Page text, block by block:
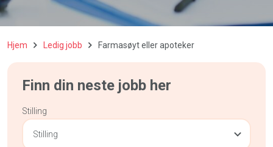
Hjem Ledig jobb Farmasøyt eller apoteker
Finn din neste jobb her
Stilling
Stilling